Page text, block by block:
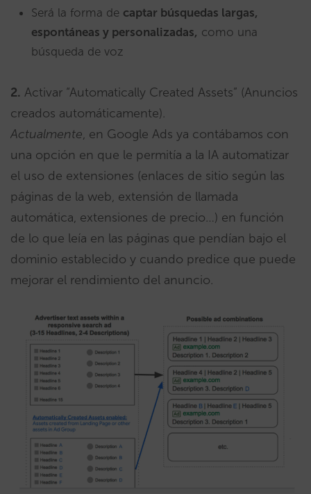
Será la forma de captar búsquedas largas,
espontáneas y personalizadas, como una
búsqueda de voz
2. Activar “Automatically Created Assets” (Anuncios
creados automáticamente).
Actualmente, en Google Ads ya contábamos con
una opción en que le permitía a la IA automatizar
el uso de extensiones (enlaces de sitio según las
páginas de la web, extensión de llamada
automática, extensiones de precio…) en función
de lo que leía en las páginas que pendían bajo el
dominio establecido y cuando predice que puede
mejorar el rendimiento del anuncio.